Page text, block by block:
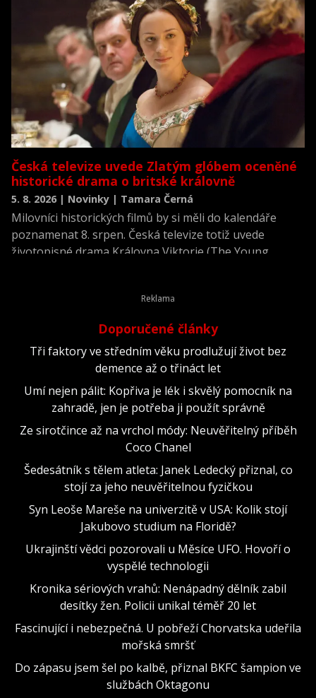
Česká televize uvede Zlatým glóbem oceněné
historické drama o britské královně
5. 8. 2026 | Novinky | Tamara Černá
Milovníci historických filmů by si měli do kalendáře
poznamenat 8. srpen. Česká televize totiž uvede
životopisné drama Královna Viktorie (The Young
Doporučené články
Tři faktory ve středním věku prodlužují život bez
demence až o třináct let
Umí nejen pálit: Kopřiva je lék i skvělý pomocník na
zahradě, jen je potřeba ji použít správně
Ze sirotčince až na vrchol módy: Neuvěřitelný příběh
Coco Chanel
Šedesátník s tělem atleta: Janek Ledecký přiznal, co
stojí za jeho neuvěřitelnou fyzičkou
Syn Leoše Mareše na univerzitě v USA: Kolik stojí
Jakubovo studium na Floridě?
Ukrajinští vědci pozorovali u Měsíce UFO. Hovoří o
vyspělé technologii
Kronika sériových vrahů: Nenápadný dělník zabil
desítky žen. Policii unikal téměř 20 let
Fascinující i nebezpečná. U pobřeží Chorvatska udeřila
mořská smršť
Do zápasu jsem šel po kalbě, přiznal BKFC šampion ve
službách Oktagonu